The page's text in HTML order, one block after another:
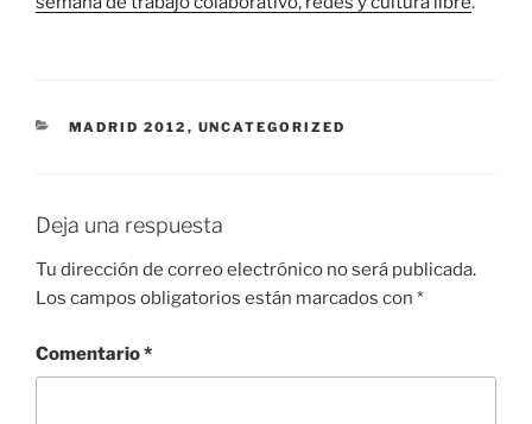
CATEGORÍAS
MADRID 2012 , UNCATEGORIZED
Deja una respuesta
Tu dirección de correo electrónico no será publicada.
Los campos obligatorios están marcados con *
Comentario*